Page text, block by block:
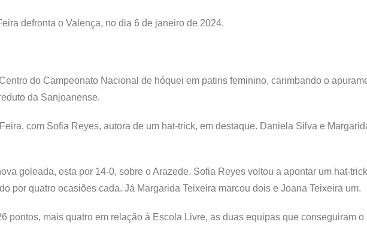
defronta o Valença, no dia 6 de janeiro de 2024.
do Campeonato Nacional de hóquei em patins feminino, carimbando o
da Sanjoanense.
com Sofia Reyes, autora de um hat-trick, em destaque. Daniela Silva e
goleada, esta por 14-0, sobre o Arazede. Sofia Reyes voltou a apontar um hat-
por quatro ocasiões cada. Já Margarida Teixeira marcou dois e Joana Teixeira um.
pontos, mais quatro em relação à Escola Livre, as duas equipas que conseguiram o